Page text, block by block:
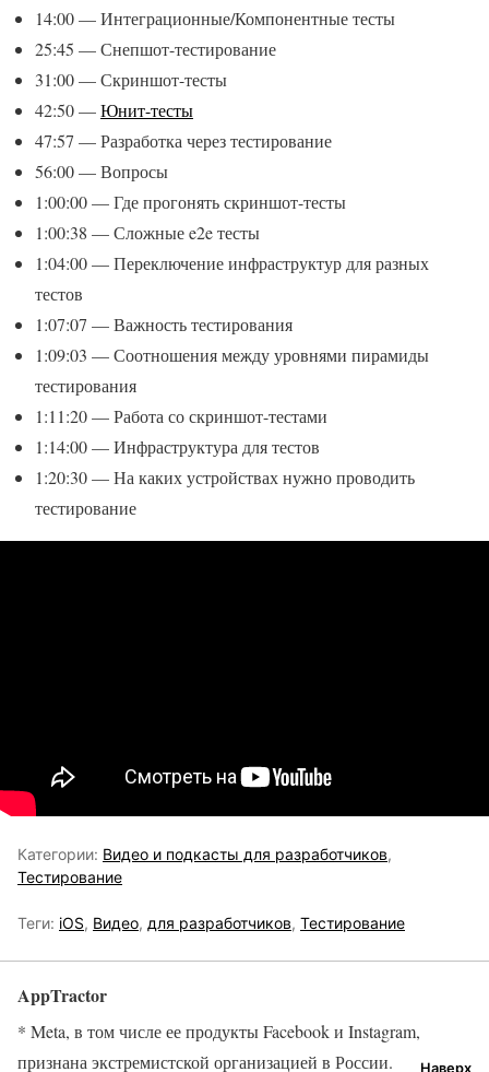
14:00 — Интеграционные/Компонентные тесты
25:45 — Снепшот-тестирование
31:00 — Скриншот-тесты
42:50 —Юнит-тесты
47:57 — Разработка через тестирование
56:00 — Вопросы
1:00:00 — Где прогонять скриншот-тесты
1:00:38 — Сложные e2e тесты
1:04:00 — Переключение инфраструктур для разных
тестов
1:07:07 — Важность тестирования
1:09:03 — Соотношения между уровнями пирамиды
тестирования
1:11:20 — Работа со скриншот-тестами
1:14:00 — Инфраструктура для тестов
1:20:30 — На каких устройствах нужно проводить
тестирование
Категории: Видео и подкасты для разработчиков,
Тестирование
Теги: iOS, Видео, для разработчиков, Тестирование
AppTractor
Наверх
* Meta, в том числе ее продукты Facebook и Instagram,
признана экстремистской организацией в России.